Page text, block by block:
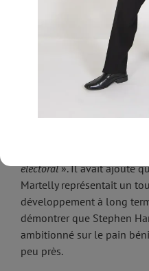
donner un gouvernement
irresponsable, une recette
l’instabilité politique.
Comme si les Haïtiennes
assez fait niaiser, le 14
ministre du Canada
électoral». Il avait ajouté
Martelly représentait un
développement à long
démontrer que Stephen
ambitionné sur le pain
peu près.